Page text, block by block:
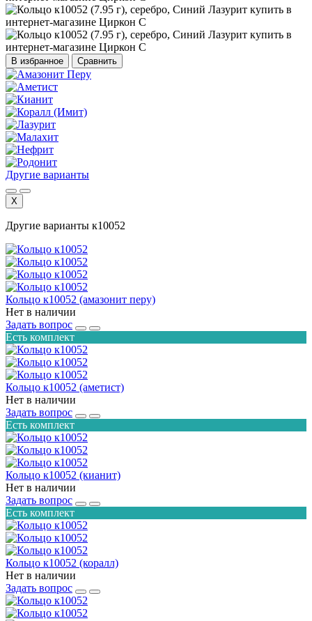
В избранное Сравнить
Другие варианты
X
Другие варианты к10052
Кольцо к10052 (амазонит перу)
Нет в наличии
Задать вопрос
Есть комплект
Кольцо к10052 (аметист)
Нет в наличии
Задать вопрос
Есть комплект
Кольцо к10052 (кианит)
Нет в наличии
Задать вопрос
Есть комплект
Кольцо к10052 (коралл)
Нет в наличии
Задать вопрос